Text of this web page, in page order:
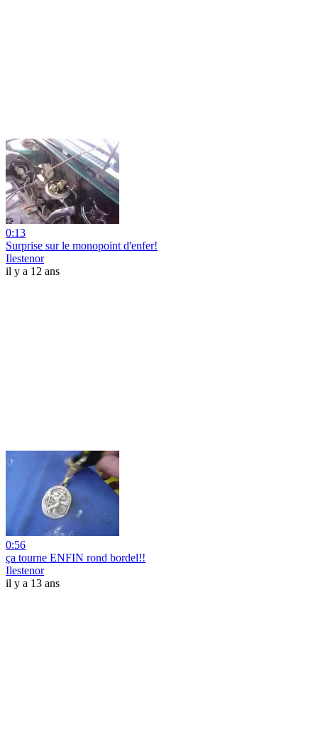
0:13
Surprise sur le monopoint d'enfer!
Ilestenor
il y a 12 ans
0:56
ça tourne ENFIN rond bordel!!
Ilestenor
il y a 13 ans